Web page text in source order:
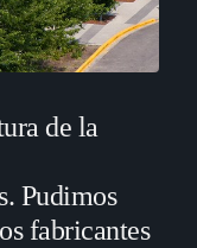
de la
Pudimos
fabricantes